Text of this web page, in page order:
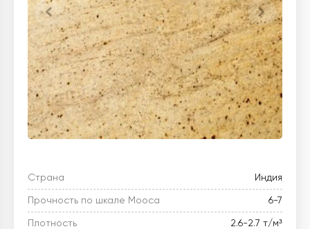
Страна Индия
Прочность по шкале Мооса 6-7
Плотность 2.6-2.7 т/м³